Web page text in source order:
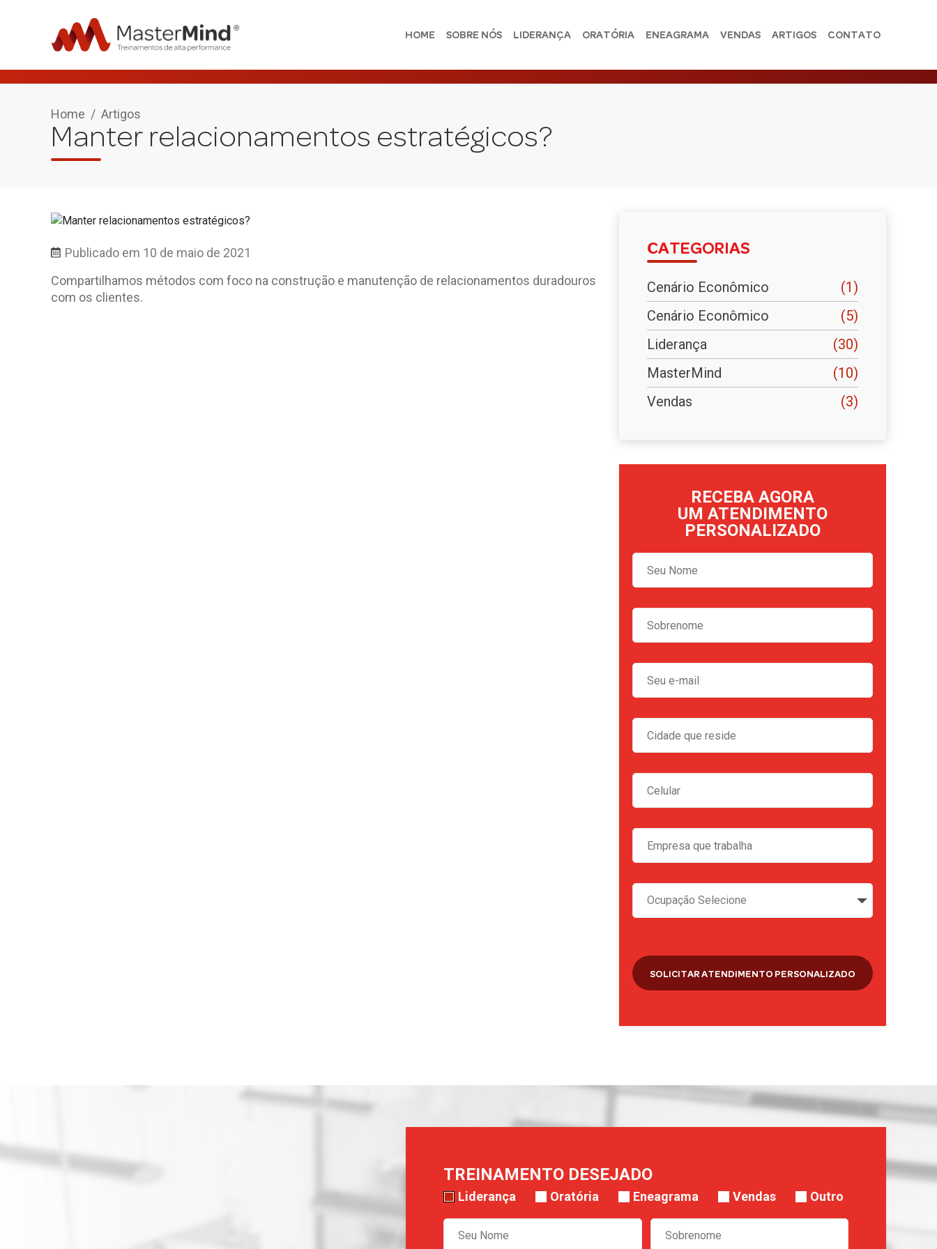
HOME SOBRE NÓS LIDERANÇA ORATÓRIA ENEAGRAMA VENDAS ARTIGOS CONTATO
Home / Artigos
Manter relacionamentos estratégicos?
Publicado em 10 de maio de 2021
Compartilhamos métodos com foco na construção e manutenção de relacionamentos duradouros
com os clientes.
CATEGORIAS
Cenário Econômico
(1)
Cenário Econômico
(5)
Liderança
(30)
MasterMind
(10)
Vendas
(3)
RECEBA AGORA
UM ATENDIMENTO
PERSONALIZADO
TREINAMENTO DESEJADO
Liderança Oratória Eneagrama Vendas Outro